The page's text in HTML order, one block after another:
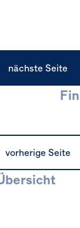
vorherige Seite
nächste Seite